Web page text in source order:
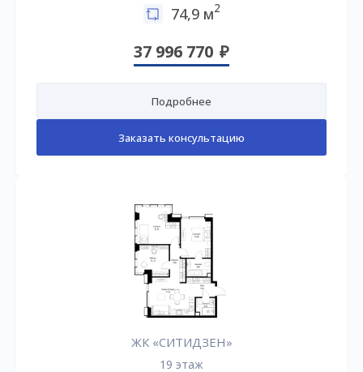
74,9 м2
37 996 770
Подробнее
Заказать консультацию
ЖК «СИТИДЗЕН»
19 этаж